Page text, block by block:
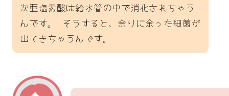
次亜塩素酸は給水管の中で消化されちゃう
んです。 そうすると、余りに余った細菌が
出てきちゃうんです。